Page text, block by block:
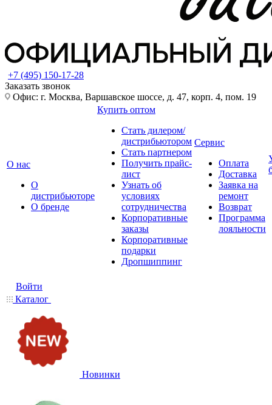
+7 (495) 150-17-28
Заказать звонок
Офис: г. Москва, Варшавское шоссе, д. 47, корп. 4, пом. 19
О нас
О
дистрибьюторе
О бренде
Купить оптом
Стать дилером/
дистрибьютором
Стать партнером
Получить прайс-
лист
Узнать об
условиях
сотрудничества
Корпоративные
заказы
Корпоративные
подарки
Дропшиппинг
Сервис
Оплата
Доставка
Заявка на
ремонт
Возврат
Программа
лояльности
Войти
Каталог
Новинки